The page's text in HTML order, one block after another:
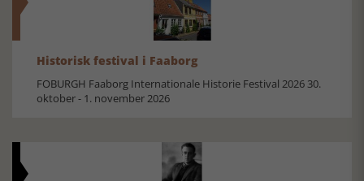
Historisk festival i Faaborg
FOBURGH Faaborg Internationale Historie Festival 2026 30.
oktober - 1. november 2026